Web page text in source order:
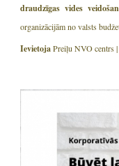
draudzīgas vides
organizācijām no valsts
IevietojaPreiļu NVO centrs |